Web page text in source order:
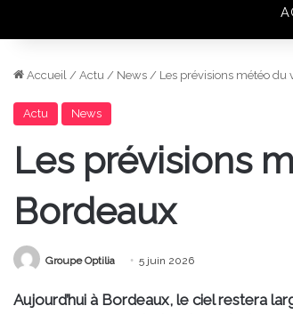
Accueil / Actu / News / Les prévisions météo
Actu News
Les prévisions
Bordeaux
Groupe Optilia 5 juin 2026
Aujourd’hui à Bordeaux, le ciel restera